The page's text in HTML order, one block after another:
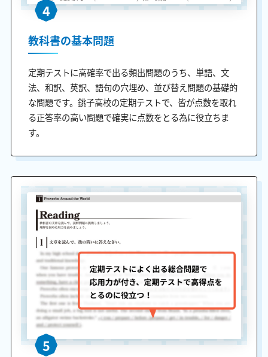
4
教科書の基本問題
定期テストに高確率で出る頻出問題のうち、単語、文
法、和訳、英訳、語句の穴埋め、並び替え問題の基礎的
な問題です。銚子高校の定期テストで、皆が点数を取れ
る正答率の高い問題で確実に点数をとる為に役立ちま
す。
5